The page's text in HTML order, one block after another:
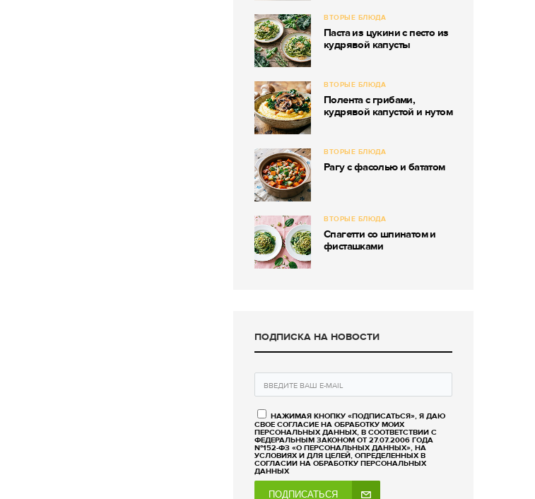
ВТОРЫЕ БЛЮДА
Паста из цукини с песто из
кудрявой капусты
ВТОРЫЕ БЛЮДА
Полента с грибами,
кудрявой капустой и нутом
ВТОРЫЕ БЛЮДА
Рагу с фасолью и бататом
ВТОРЫЕ БЛЮДА
Спагетти со шпинатом и
фисташками
ПОДПИСКА НА НОВОСТИ
НАЖИМАЯ КНОПКУ «ПОДПИСАТЬСЯ», Я ДАЮ
СВОЕ СОГЛАСИЕ НА ОБРАБОТКУ МОИХ
ПЕРСОНАЛЬНЫХ ДАННЫХ, В СООТВЕТСТВИИ С
ФЕДЕРАЛЬНЫМ ЗАКОНОМ ОТ 27.07.2006 ГОДА
№152-ФЗ «О ПЕРСОНАЛЬНЫХ ДАННЫХ», НА
УСЛОВИЯХ И ДЛЯ ЦЕЛЕЙ, ОПРЕДЕЛЕННЫХ В
СОГЛАСИИ НА ОБРАБОТКУ ПЕРСОНАЛЬНЫХ
ДАННЫХ
ПОДПИСАТЬСЯ